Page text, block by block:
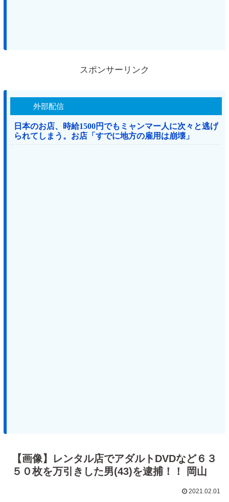
スポンサーリンク
外部配信
日本のお店、時給1500円でもミャンマー人に次々と逃げ
られてしまう。お店「すでに地方の雇用は崩壊」
【画像】レンタル店でアダルトDVDなど６３
５０枚を万引きした男(43)を逮捕！！ 岡山
2021.02.01